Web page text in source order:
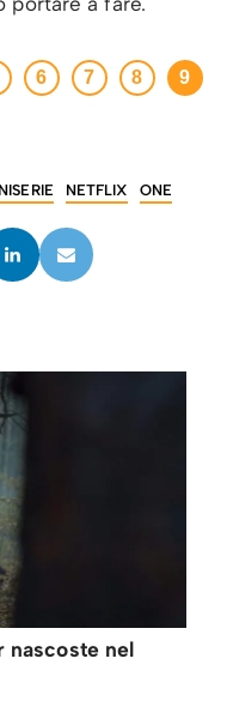
6 7 8 9
NETFLIX ONE
nascoste nel